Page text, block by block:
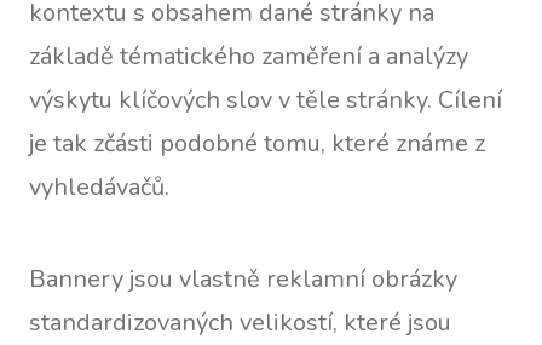
kontextu s obsahem dané stránky na
základě tématického zaměření a analýzy
výskytu klíčových slov v těle stránky. Cílení
je tak zčásti podobné tomu, které známe z
vyhledávačů.
Bannery jsou vlastně reklamní obrázky
standardizovaných velikostí, které jsou